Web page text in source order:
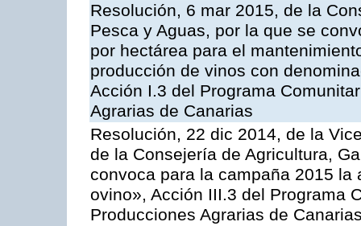
Resolución, 6 mar 2015, de la
Pesca y Aguas, por la que se
por hectárea para el
producción de vinos con
Acción I.3 del Programa
Agrarias de Canarias
Resolución, 22 dic 2014, de la
de la Consejería de Agricultura,
convoca para la campaña 2015
ovino», Acción III.3 del Programa
Producciones Agrarias de